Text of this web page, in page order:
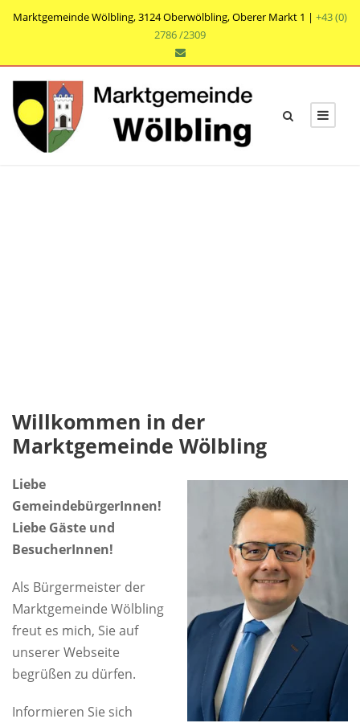
Marktgemeinde Wölbling, 3124 Oberwölbling, Oberer Markt 1 | +43 (0)
2786 /2309
Willkommen in der
Marktgemeinde Wölbling
Liebe
GemeindebürgerInnen!
Liebe Gäste und
BesucherInnen!
Als Bürgermeister der
Marktgemeinde Wölbling
freut es mich, Sie auf
unserer Webseite
begrüßen zu dürfen.
Informieren Sie sich